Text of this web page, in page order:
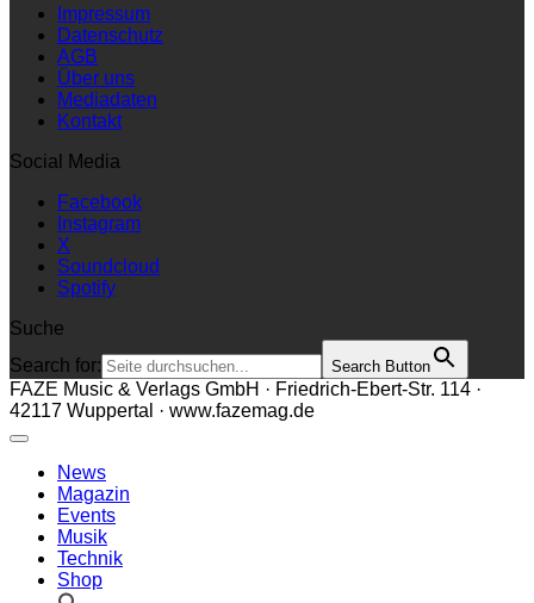
Impressum
Datenschutz
AGB
Über uns
Mediadaten
Kontakt
Social Media
Facebook
Instagram
X
Soundcloud
Spotify
Suche
Search for:
Search Button
FAZE Music & Verlags GmbH · Friedrich-Ebert-Str. 114 ·
42117 Wuppertal · www.fazemag.de
News
Magazin
Events
Musik
Technik
Shop